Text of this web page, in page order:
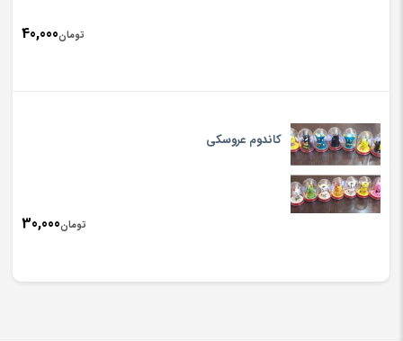
تومان40,000
کاندوم عروسکی
تومان30,000